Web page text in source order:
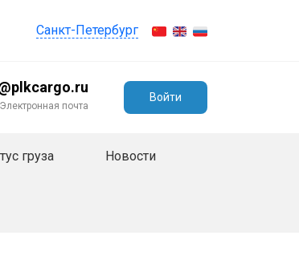
Санкт-Петербург
Электронная почта
Войти
груза Новости